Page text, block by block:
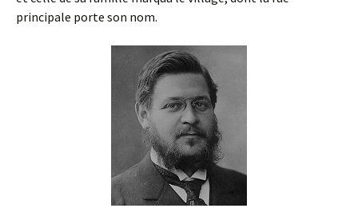
principale porte son nom.